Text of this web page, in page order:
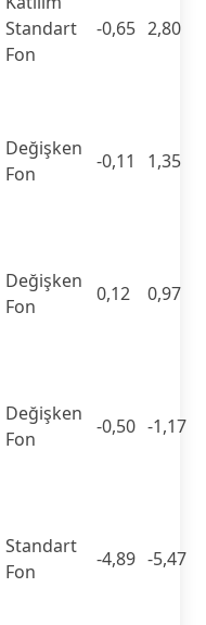
Standart
Fon
-0,65 2,80
Değişken
Fon
-0,11 1,35
Değişken
Fon
0,12 0,97
Değişken
Fon
-0,50 -1,17
Standart
Fon
-4,89 -5,47